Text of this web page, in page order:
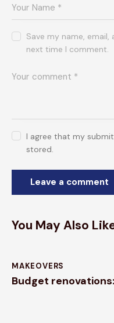
Save my name,
next time I comment.
I agree that my
stored.
You May Also
MAKEOVERS
Budget